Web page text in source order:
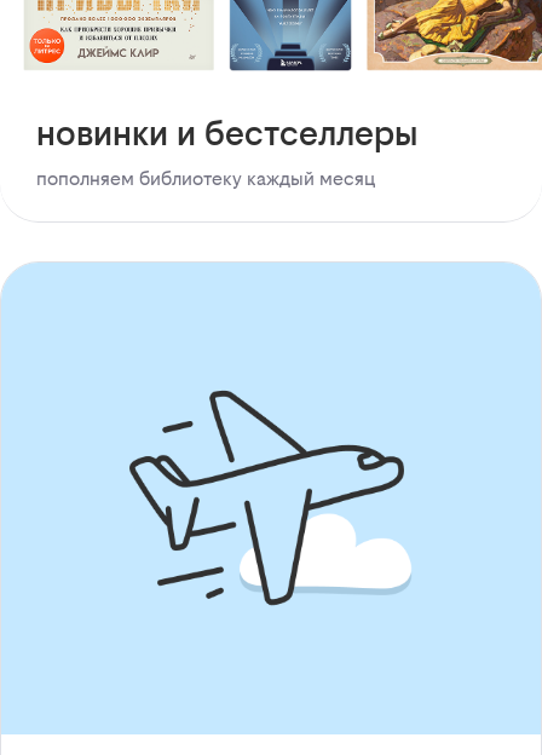
новинки и бестселлеры
пополняем библиотеку каждый месяц